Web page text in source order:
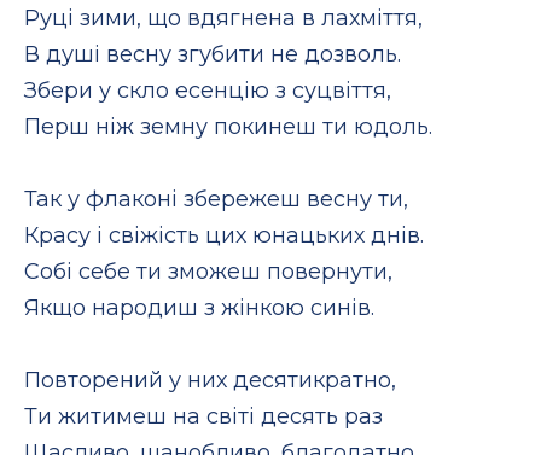
Руці зими, що вдягнена в лахміття,
В душі весну згубити не дозволь.
Збери у скло есенцію з суцвіття,
Перш ніж земну покинеш ти юдоль.
Так у флаконі збережеш весну ти,
Красу і свіжість цих юнацьких днів.
Собі себе ти зможеш повернути,
Якщо народиш з жінкою синів.
Повторений у них десятикратно,
Ти житимеш на світі десять раз